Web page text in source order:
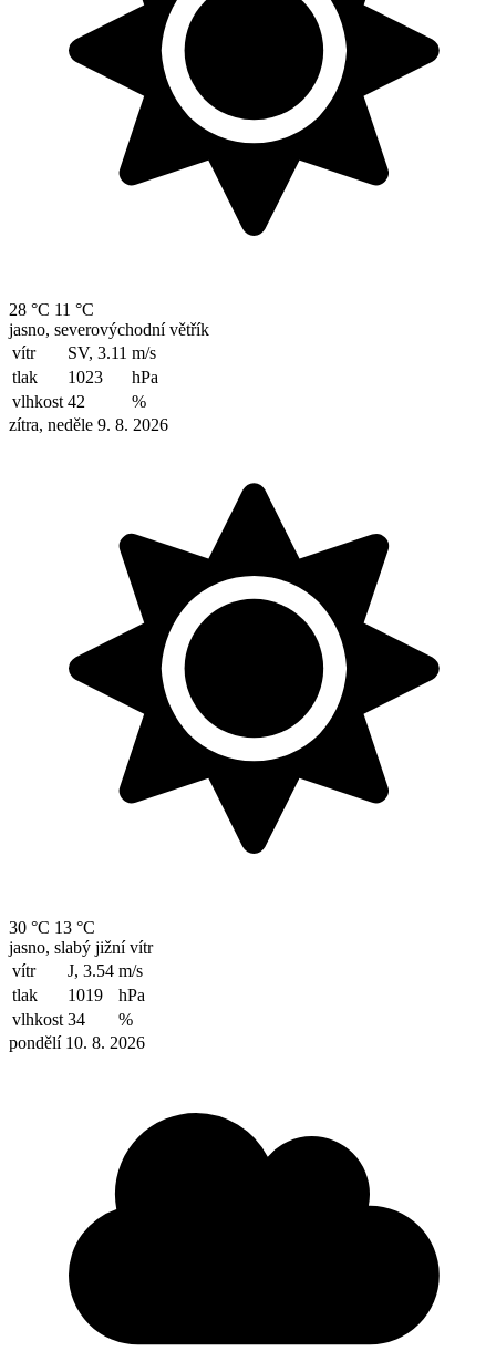
28 °C 11 °C
jasno, severovýchodní větřík
vítr
SV, 3.11 m/s
tlak
1023
hPa
vlhkost 42
%
zítra, neděle 9. 8. 2026
30 °C 13 °C
jasno, slabý jižní vítr
vítr
J, 3.54 m/s
tlak
1019
hPa
vlhkost 34
%
pondělí 10. 8. 2026